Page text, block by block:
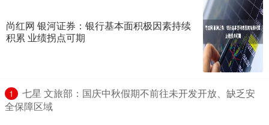
尚红网 银河证券：银行基本面积极因素持续
积累 业绩拐点可期
1
​七星 文旅部：国庆中秋假期不前往未开发开放、缺乏安
全保障区域